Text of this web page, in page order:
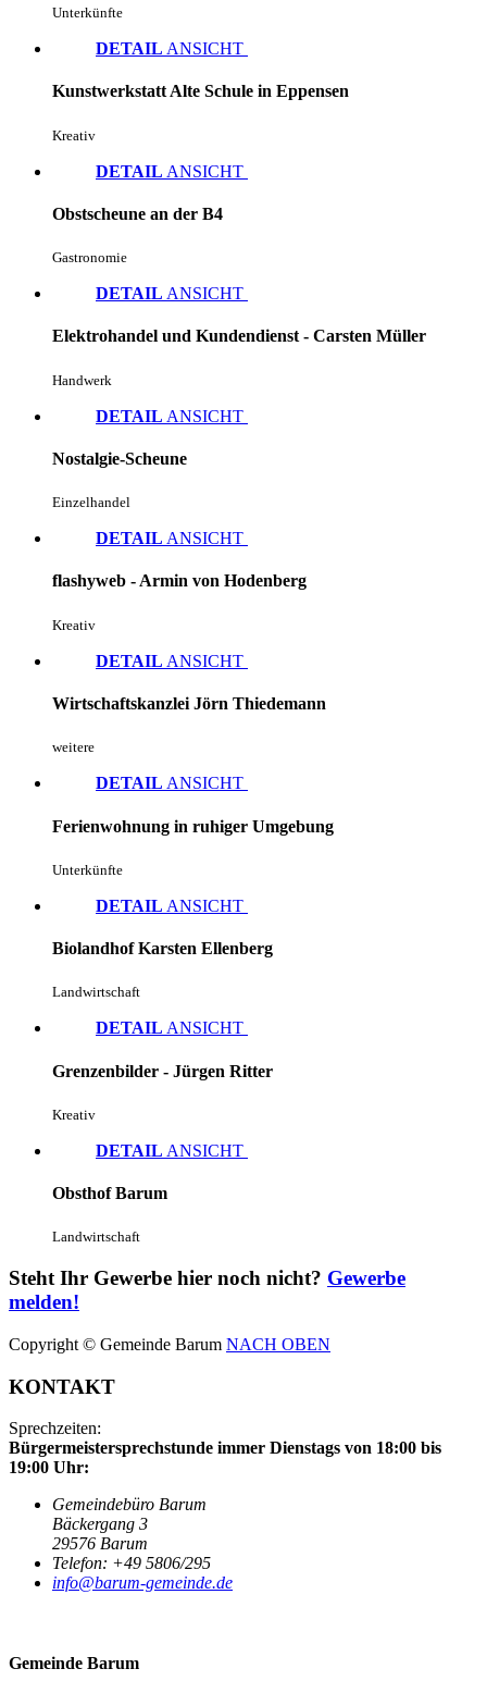
Unterkünfte
DETAIL ANSICHT
Kunstwerkstatt Alte Schule in Eppensen
Kreativ
DETAIL ANSICHT
Obstscheune an der B4
Gastronomie
DETAIL ANSICHT
Elektrohandel und Kundendienst - Carsten Müller
Handwerk
DETAIL ANSICHT
Nostalgie-Scheune
Einzelhandel
DETAIL ANSICHT
flashyweb - Armin von Hodenberg
Kreativ
DETAIL ANSICHT
Wirtschaftskanzlei Jörn Thiedemann
weitere
DETAIL ANSICHT
Ferienwohnung in ruhiger Umgebung
Unterkünfte
DETAIL ANSICHT
Biolandhof Karsten Ellenberg
Landwirtschaft
DETAIL ANSICHT
Grenzenbilder - Jürgen Ritter
Kreativ
DETAIL ANSICHT
Obsthof Barum
Landwirtschaft
Steht Ihr Gewerbe hier noch nicht? Gewerbe
melden!
Copyright © Gemeinde Barum NACH OBEN
KONTAKT
Sprechzeiten:
Bürgermeistersprechstunde immer Dienstags von 18:00 bis
19:00 Uhr:
Gemeindebüro Barum
Bäckergang 3
29576 Barum
Telefon: +49 5806/295
info@barum-gemeinde.de
Gemeinde Barum